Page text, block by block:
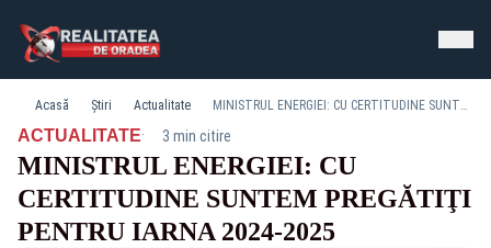
Acasă Știri Actualitate MINISTRUL ENERGIEI: CU CERTITUDINE SUNTEM PREGĂTIŢI PENTRU IARNA 2024-2025
ACTUALITATE· 3 min citire
MINISTRUL ENERGIEI: CU
CERTITUDINE SUNTEM PREGĂTIŢI
PENTRU IARNA 2024-2025